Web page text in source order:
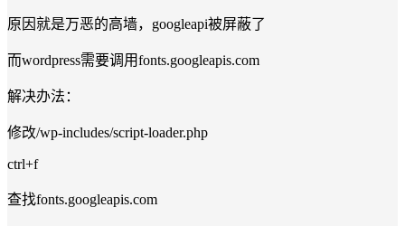
原因就是万恶的高墙，googleapi被屏蔽了
而wordpress需要调用fonts.googleapis.com
解决办法：
修改/wp-includes/script-loader.php
ctrl+f
查找fonts.googleapis.com